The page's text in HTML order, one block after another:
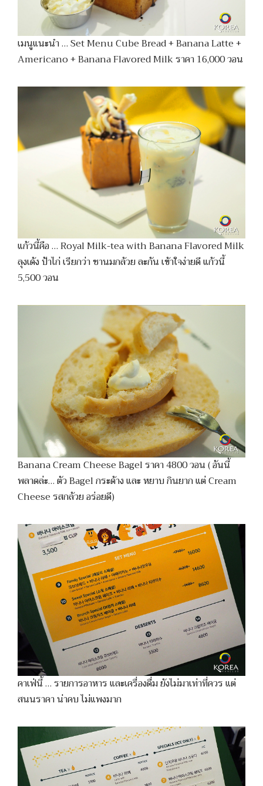
เมนูแนะนำ … Set Menu Cube Bread + Banana Latte +
Americano + Banana Flavored Milk ราคา 16,000 วอน
แก้วนี้คือ … Royal Milk-tea with Banana Flavored Milk
ลุงเด้ง ป้าไก่ เรียกว่า ชานมกล้วย ละกัน เข้าใจง่ายดี แก้วนี้
5,500 วอน
Banana Cream Cheese Bagel ราคา 4800 วอน ( อันนี้
พลาดล่ะ… ตัว Bagel กระด้าง และ หยาบ กินยาก แต่ Cream
Cheese รสกล้วย อร่อยดี)
คาเฟ่นี้ … รายการอาหาร และเครื่องดื่ม ยังไม่มาเท่าที่ควร แต่
สนนราคา น่าคบ ไม่แพงมาก